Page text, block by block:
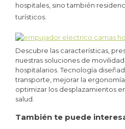
hospitales, sino también
turísticos.
Descubre las características,
nuestras soluciones de
hospitalarios. Tecnología
transporte, mejorar la
optimizar los desplazamientos
salud.
También te puede